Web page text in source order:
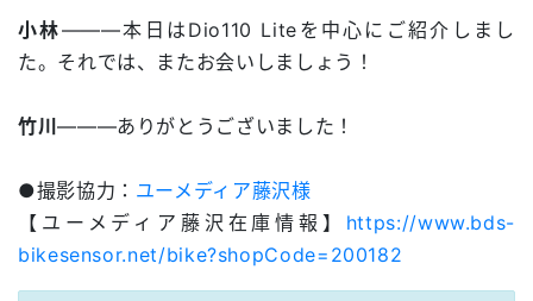
小林―――本日はDio110 Liteを中心にご紹介しまし
た。それでは、またお会いしましょう！
竹川―――ありがとうございました！
●撮影協力： ユーメディア藤沢様
【ユーメディア藤沢在庫情報】 https://www.bds-
bikesensor.net/bike?shopCode=200182